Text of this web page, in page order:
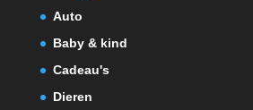
Auto
Baby & kind
Cadeau's
Dieren